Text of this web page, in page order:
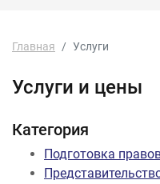
Главная Услуги
Услуги и цены
Категория
Подготовка